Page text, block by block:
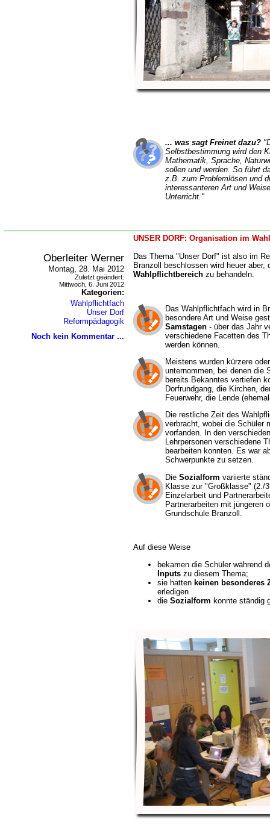
... was sagt Freinet dazu?
Selbstbestimmung wird den
Mathematik, Sprache,
sollen und werden. So führt
z.B. zum Problemlösen und
interessanteren Art und
Unterricht."
UNSER DORF: Organisation im
Oberleiter Werner
Montag, 28. Mai 2012
Zuletzt geändert:
Mittwoch, 6. Juni 2012
Kategorien:
Wahlpflichtfach
Unser Dorf
Reformpädagogik
Noch kein Kommentar ...
Das Thema "Unser Dorf" ist also im
Branzoll beschlossen wird heuer
Wahlpflichtbereich zu behandeln.
Das Wahlpflichtfach wird in
besondere Art und Weise
Samstagen - über das Jahr
verschiedene Facetten des
werden können.
Meistens wurden kürzere
unternommen, bei denen die
bereits Bekanntes vertiefen
Dorfrundgang, die Kirchen,
Feuerwehr, die Lende
Die restliche Zeit des
verbracht, wobei die Schüler
vorfanden. In den
Lehrpersonen verschiedene
bearbeiten konnten. Es war
Schwerpunkte zu setzen.
Die Sozialform variierte
Klasse zur "Großklasse" (2./
Einzelarbeit und
Partnerarbeiten mit jüngeren
Grundschule Branzoll.
Auf diese Weise
bekamen die Schüler während
Inputs zu diesem Thema;
sie hatten keinen besonderes
erledigen
die Sozialform konnte ständig